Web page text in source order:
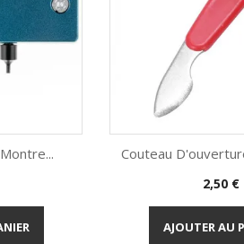
Aperçu
Couteau
Prix
2,50 €
AJOUTER AU